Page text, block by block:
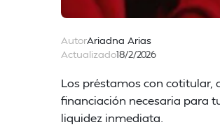
AutorAriadna Arias
Actualizado18/2/2026
Los préstamos con cotitular,
financiación necesaria para
liquidez inmediata.